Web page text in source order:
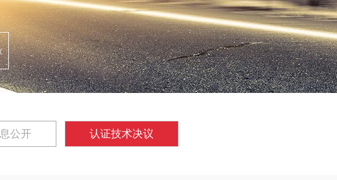
公开 认证技术决议